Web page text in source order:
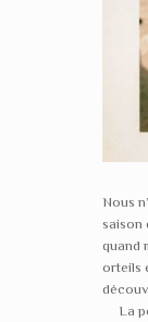
Nous
saison
quand
orteils
La